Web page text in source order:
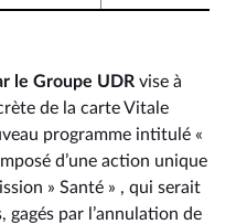
le Groupe UDR vise à
de la carte Vitale
programme intitulé «
d’une action unique
» Santé » , qui serait
gagés par l’annulation de